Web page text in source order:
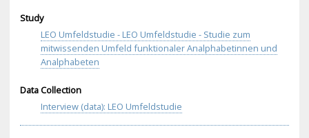
Study
LEO Umfeldstudie - LEO Umfeldstudie - Studie zum
mitwissenden Umfeld funktionaler Analphabetinnen und
Analphabeten
Data Collection
Interview (data): LEO Umfeldstudie